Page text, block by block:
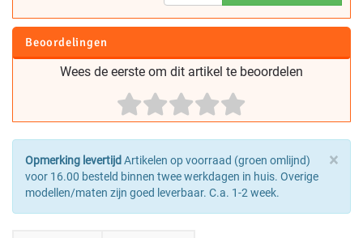
Beoordelingen
Wees de eerste om dit artikel te beoordelen
×
Opmerking levertijd Artikelen op voorraad (groen omlijnd)
voor 16.00 besteld binnen twee werkdagen in huis. Overige
modellen/maten zijn goed leverbaar. C.a. 1-2 week.